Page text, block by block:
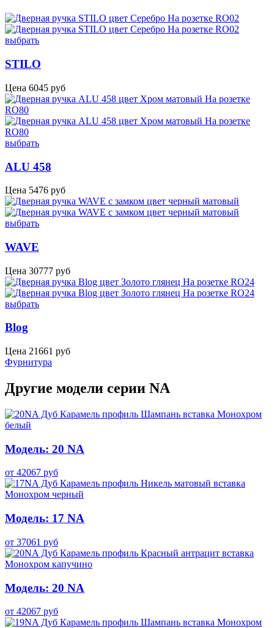
выбрать
STILO
Цена 6045 руб
выбрать
ALU 458
Цена 5476 руб
выбрать
WAVE
Цена 30777 руб
выбрать
Blog
Цена 21661 руб
Фурнитура
Другие модели серии NA
Модель: 20 NA
от 42067 руб
Модель: 17 NA
от 37061 руб
Модель: 20 NA
от 42067 руб